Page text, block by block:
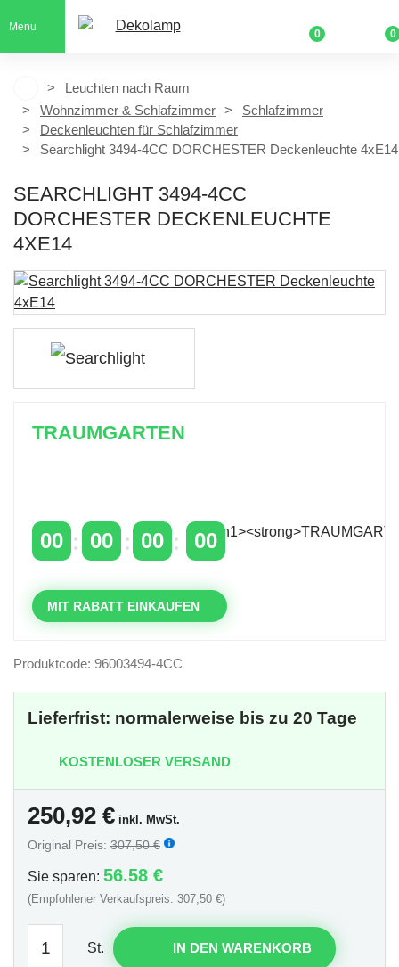
Menu
0 0
Leuchten nach Raum
Wohnzimmer & Schlafzimmer
Schlafzimmer
Deckenleuchten für Schlafzimmer
Searchlight 3494-4CC DORCHESTER Deckenleuchte 4xE14
SEARCHLIGHT 3494-4CC
DORCHESTER DECKENLEUCHTE
4XE14
TRAUMGARTEN
00 00 00 00
MIT RABATT EINKAUFEN
Produktcode: 96003494-4CC
Lieferfrist: normalerweise bis zu 20 Tage
KOSTENLOSER VERSAND
250,92 € inkl. MwSt.
Original Preis: 307,50 €
Sie sparen: 56.58 €
(Empfohlener Verkaufspreis: 307,50 €)
St. IN DEN WARENKORB